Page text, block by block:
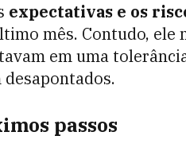
expectativas e os
mês. Contudo, ele
em uma
passos